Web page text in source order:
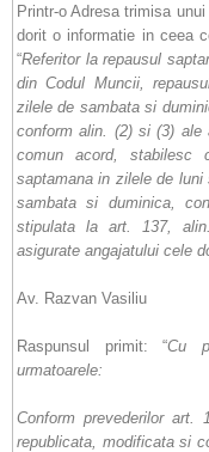
Printr-o Adresa trimisa
dorit o informatie in ceea
“Referitor la repausul
din Codul Muncii,
zilele de sambata si
conform alin. (2) si (3) ale
comun acord, stabilesc
saptamana in zilele de
sambata si duminica,
stipulata la art. 137,
asigurate angajatului cele
Av. Razvan Vasiliu
Raspunsul primit: “Cu
urmatoarele:
Conform prevederilor art.
republicata, modificata si